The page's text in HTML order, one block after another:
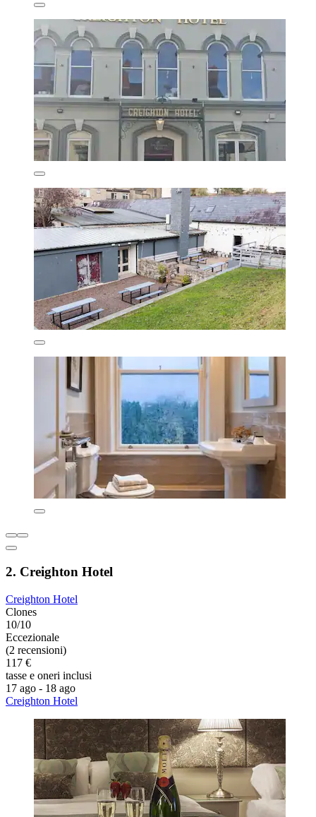
2. Creighton Hotel
Creighton Hotel
Clones
10/10
Eccezionale
(2 recensioni)
117 €
tasse e oneri inclusi
17 ago - 18 ago
Creighton Hotel